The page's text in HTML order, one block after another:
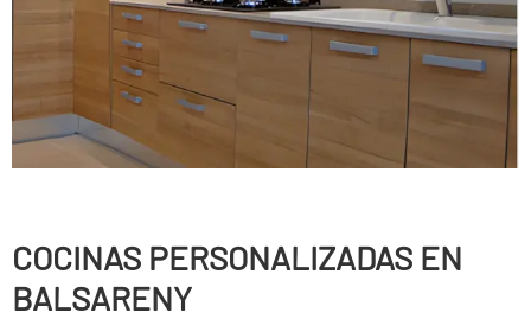
COCINAS PERSONALIZADAS EN
BALSARENY